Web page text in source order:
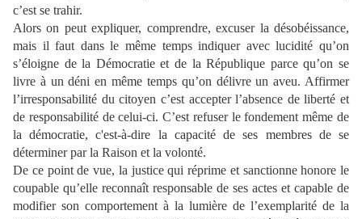
c’est se trahir.
Alors on peut expliquer, comprendre, excuser la désobéissance,
mais il faut dans le même temps indiquer avec lucidité qu’on
s’éloigne dela Démocratie et de la République parce qu’on se
livre à un déni en même temps qu’on délivre un aveu. Affirmer
l’irresponsabilité du citoyen c’est accepter l’absence de liberté et
de responsabilité de celui-ci. C’est refuser le fondement même de
la démocratie, c'est-à-dire la capacité de ses membres de se
déterminer parla Raison et la volonté.
De ce point de vue, la justice qui réprime et sanctionne honore le
coupable qu’elle reconnaît responsable de ses actes et capable de
modifier son comportement à la lumière de l’exemplarité de la